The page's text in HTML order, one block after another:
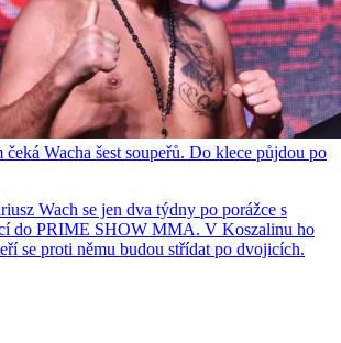
Wacha šest soupeřů. Do klece půjdou po
Wach se jen dva týdny po porážce s
do PRIME SHOW MMA. V Koszalinu ho
se proti němu budou střídat po dvojicích.